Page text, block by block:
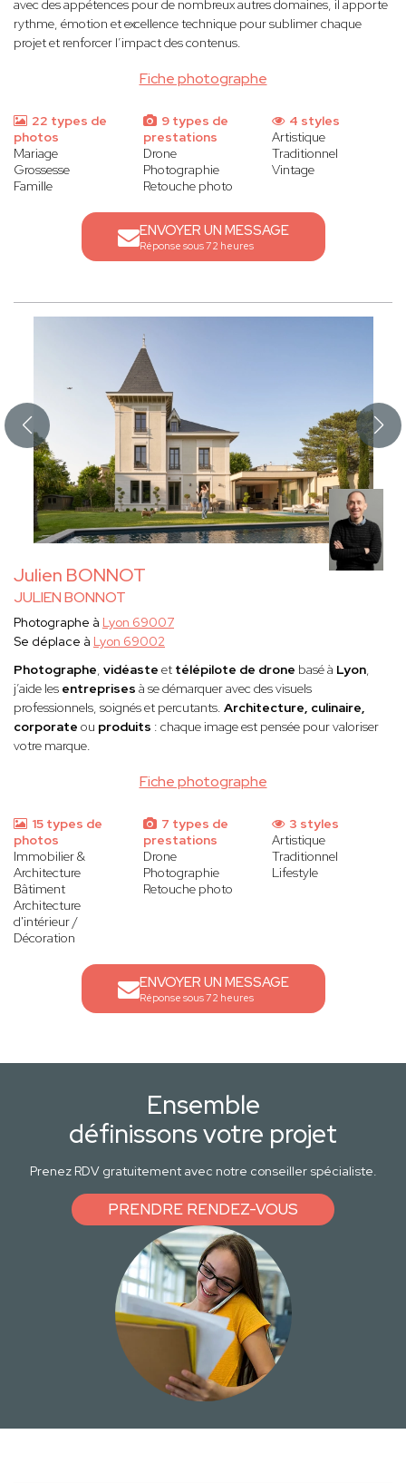
Fiche photographe
avec des appétences pour de nombreux autres domaines, il apporte
rythme, émotion et excellence technique pour sublimer chaque
projet et renforcer l’impact des contenus.
22 types de
photos
Mariage
Grossesse
Famille
9 types de
prestations
Drone
Photographie
Retouche photo
4 styles
Artistique
Traditionnel
Vintage
ENVOYER UN MESSAGE
Réponse sous 72 heures
Julien BONNOT
JULIEN BONNOT
Fiche photographe
Photographe à Lyon 69007
Se déplace à Lyon 69002
Photographe, vidéaste et télépilote de drone basé à Lyon,
j’aide les entreprises à se démarquer avec des visuels
professionnels, soignés et percutants. Architecture, culinaire,
corporate ou produits : chaque image est pensée pour valoriser
votre marque.
15 types de
photos
Immobilier &
Architecture
Bâtiment
Architecture
d'intérieur /
Décoration
7 types de
prestations
Drone
Photographie
Retouche photo
3 styles
Artistique
Traditionnel
Lifestyle
ENVOYER UN MESSAGE
Réponse sous 72 heures
Ensemble
définissons votre projet
Prenez RDV gratuitement avec notre conseiller spécialiste.
PRENDRE RENDEZ-VOUS